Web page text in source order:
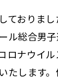
ておりま
ル総合男子
ロナウイ
たします。